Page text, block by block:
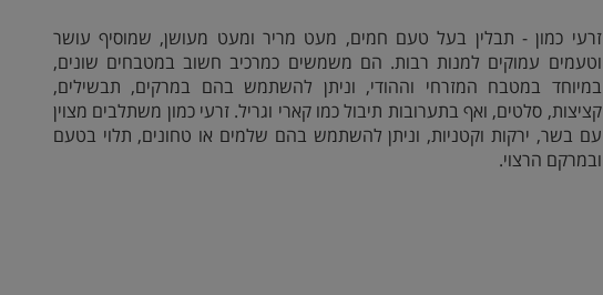
זרעי כמון - תבלין בעל טעם חמים, מעט מריר ומעט מעושן, שמוסיף עושר
וטעמים עמוקים למנות רבות. הם משמשים כמרכיב חשוב במטבחים שונים,
במיוחד במטבח המזרחי וההודי, וניתן להשתמש בהם במרקים, תבשילים,
קציצות, סלטים, ואף בתערובות תיבול כמו קארי וגריל. זרעי כמון משתלבים מצוין
עם בשר, ירקות וקטניות, וניתן להשתמש בהם שלמים או טחונים, תלוי בטעם
ובמרקם הרצוי.